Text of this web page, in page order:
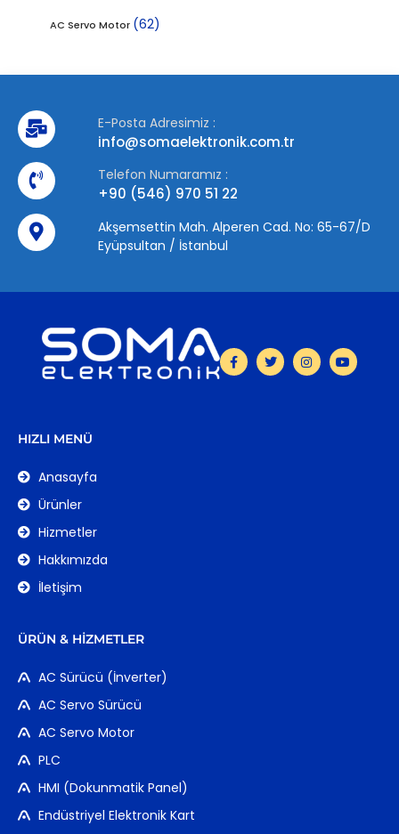
AC Servo Motor (62)
E-Posta Adresimiz :
info@somaelektronik.com.tr
Telefon Numaramız :
+90 (546) 970 51 22
Akşemsettin Mah. Alperen Cad. No: 65-67/D
Eyüpsultan / İstanbul
HIZLI MENÜ
Anasayfa
Ürünler
Hizmetler
Hakkımızda
İletişim
ÜRÜN & HIZMETLER
AC Sürücü (İnverter)
AC Servo Sürücü
AC Servo Motor
PLC
HMI (Dokunmatik Panel)
Endüstriyel Elektronik Kart